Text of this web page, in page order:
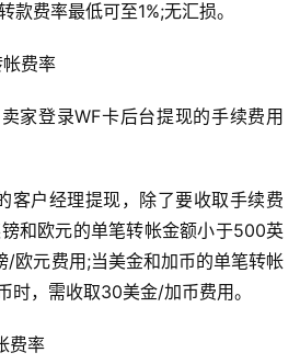
款费率最低可至1%;无汇损。
费率
家登录WF卡后台提现的手续费用
客户经理提现，除了要收取手续费
和欧元的单笔转帐金额小于500英
/欧元费用;当美金和加币的单笔转帐
时，需收取30美金/加币费用。
费率